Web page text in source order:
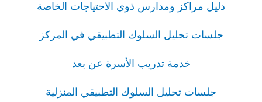
دليل مراكز ومدارس ذوي الاحتياجات الخاصة
جلسات تحليل السلوك التطبيقي في المركز
خدمة تدريب الأسرة عن بعد
جلسات تحليل السلوك التطبيقي المنزلية